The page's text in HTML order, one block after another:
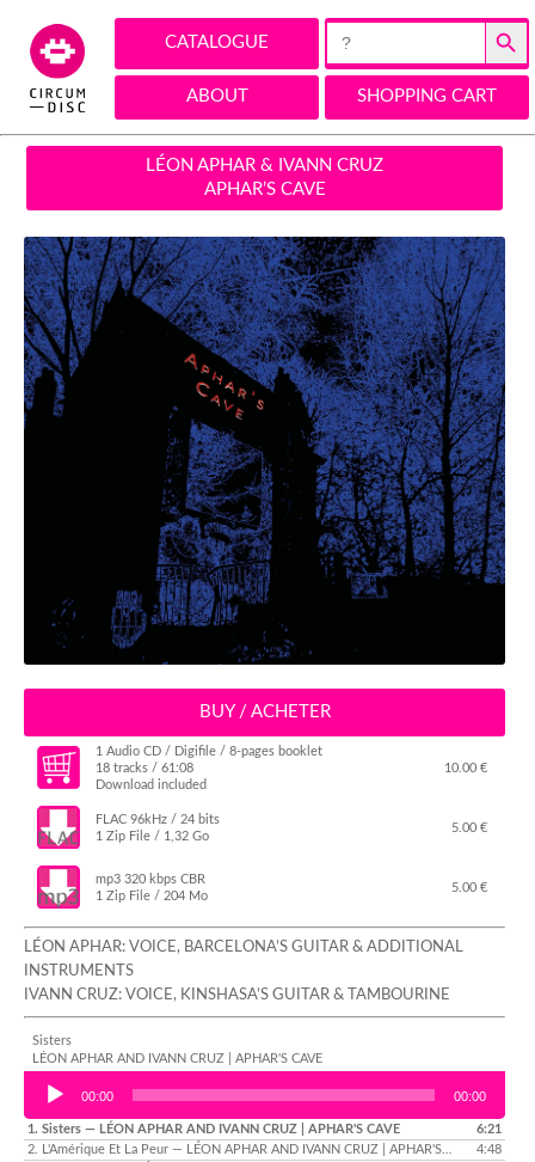
CATALOGUE
Search
for:
Search Button
ABOUT SHOPPING CART
LÉON APHAR & IVANN CRUZ
APHAR’S CAVE
BUY / ACHETER
1 Audio CD / Digifile / 8-pages booklet
18 tracks / 61:08
Download included
10.00 €
FLAC 96kHz / 24 bits
1 Zip File / 1,32 Go
5.00 €
mp3 320 kbps CBR
1 Zip File / 204 Mo
5.00 €
LÉON APHAR: VOICE, BARCELONA’S GUITAR & ADDITIONAL
INSTRUMENTS
IVANN CRUZ: VOICE, KINSHASA’S GUITAR & TAMBOURINE
Sisters
LÉON APHAR AND IVANN CRUZ | APHAR'S CAVE
Audio Player
00:00 00:00
1. Sisters — LÉON APHAR AND IVANN CRUZ | APHAR'S CAVE
6:21
2.
L'Amérique Et La Peur — LÉON APHAR AND IVANN CRUZ | APHAR'S CAVE
4:48